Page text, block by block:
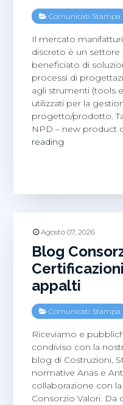
Comunicati Stampa
Il mercato
discreto è un
beneficiato di
processi di
agli strumenti (tools
utilizzati per la
progetto/prodotto.
NPD – new product
reading
dei
intelligenza
artificiale
Agosto 07, 2026
Blog
appalti
Comunicati Stampa
Riceviamo e
condiviso con la
blog di Costruzioni,
normative Anas e
collaborazione con
Consorzio Valori. Da